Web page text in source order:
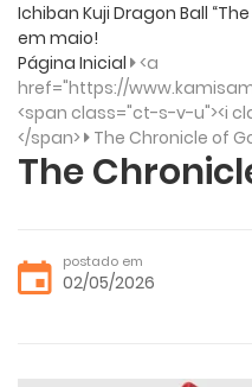
Ichiban Kuji Dragon Ball
em maio!
Página Inicial <a
href="https://
<span class="ct-s-v-u"><i
</span> The Chronicle of
The
postado em
02/05/2026